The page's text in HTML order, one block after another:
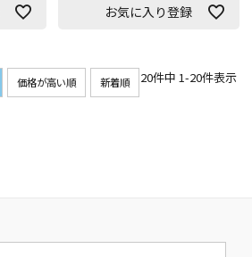
お気に入り登録
価格が高い順 新着順 20件中 1-20件表示